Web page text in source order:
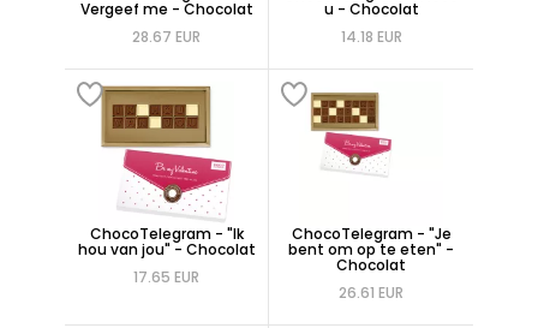
Vergeef me - Chocolat
28.67 EUR
u - Chocolat
14.18 EUR
ChocoTelegram - "Ik
hou van jou" - Chocolat
17.65 EUR
ChocoTelegram - "Je
bent om op te eten" -
Chocolat
26.61 EUR